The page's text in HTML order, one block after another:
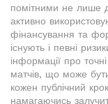
помітними не лише
активно
фінансування та
існують і певні
інформації про
матчів, що може
кожен публічний
намагаючись